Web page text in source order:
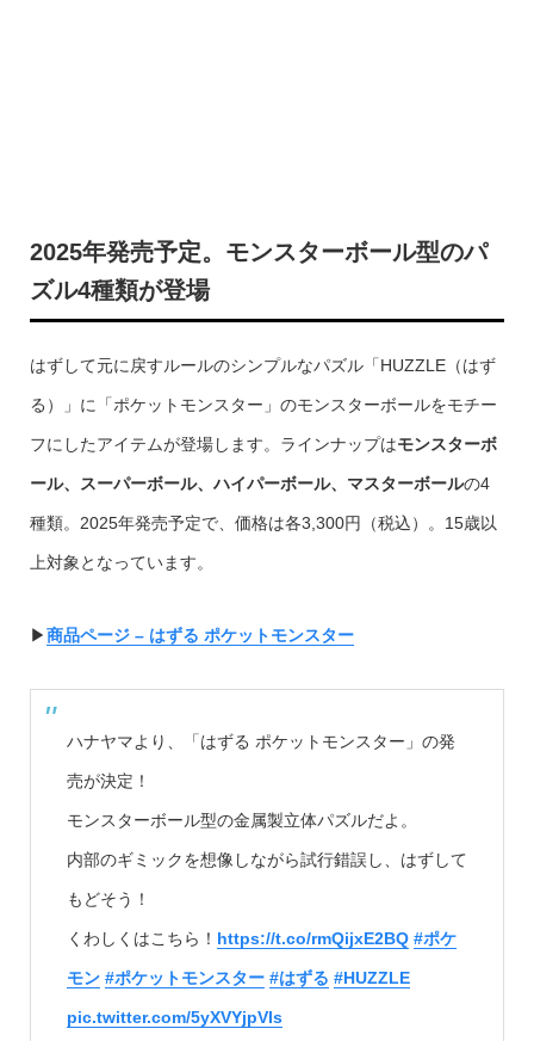
2025年発売予定。モンスターボール型のパ
ズル4種類が登場
はずして元に戻すルールのシンプルなパズル「HUZZLE（はず
る）」に「ポケットモンスター」のモンスターボールをモチー
フにしたアイテムが登場します。ラインナップはモンスターボ
ール、スーパーボール、ハイパーボール、マスターボールの4
種類。2025年発売予定で、価格は各3,300円（税込）。15歳以
上対象となっています。
▶︎商品ページ – はずる ポケットモンスター
ハナヤマより、「はずる ポケットモンスター」の発
売が決定！
モンスターボール型の金属製立体パズルだよ。
内部のギミックを想像しながら試行錯誤し、はずして
もどそう！
くわしくはこちら！ https://t.co/rmQijxE2BQ #ポケ
モン #ポケットモンスター #はずる #HUZZLE
pic.twitter.com/5yXVYjpVIs